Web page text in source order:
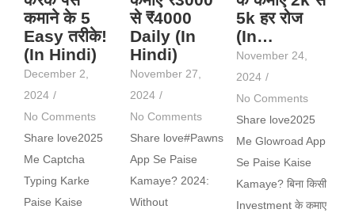
कमाने के 5
Easy तरीके!
(In Hindi)
December 2,
2024 /
No Comments
Share love2025
Me Captcha
Typing Karke
Paise Kaise
से ₹4000
Daily (In
Hindi)
November 27,
2024 /
No Comments
Share love#Pawns
App Se Paise
Kamaye? 2024:
Without
5k हर रोज
(In…
November 24,
2024 /
No Comments
Share love2025
Me Glowroad App
Se Paise Kaise
Kamaye? बिना किसी
Investment के कमाए